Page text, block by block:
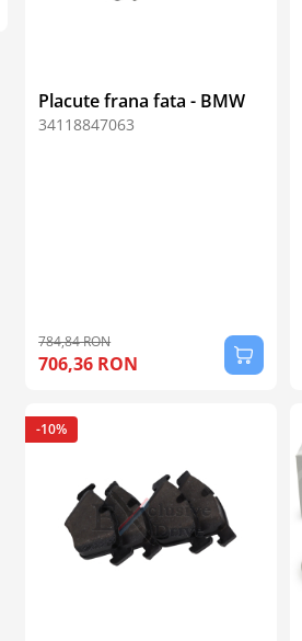
Placute frana fata - BMW
34118847063
784,84 RON
706,36 RON
-10%